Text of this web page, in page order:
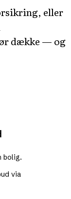
eller
dække — og
bolig.
via